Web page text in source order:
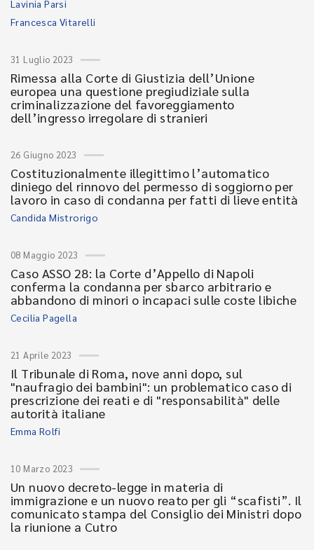
Lavinia Parsi
Francesca Vitarelli
31 Luglio 2023
Rimessa alla Corte di Giustizia dell’Unione
europea una questione pregiudiziale sulla
criminalizzazione del favoreggiamento
dell’ingresso irregolare di stranieri
26 Giugno 2023
Costituzionalmente illegittimo l’automatico
diniego del rinnovo del permesso di soggiorno per
lavoro in caso di condanna per fatti di lieve entità
Candida Mistrorigo
08 Maggio 2023
Caso ASSO 28: la Corte d’Appello di Napoli
conferma la condanna per sbarco arbitrario e
abbandono di minori o incapaci sulle coste libiche
Cecilia Pagella
21 Aprile 2023
Il Tribunale di Roma, nove anni dopo, sul
"naufragio dei bambini": un problematico caso di
prescrizione dei reati e di "responsabilità" delle
autorità italiane
Emma Rolfi
10 Marzo 2023
Un nuovo decreto-legge in materia di
immigrazione e un nuovo reato per gli “scafisti”. Il
comunicato stampa del Consiglio dei Ministri dopo
la riunione a Cutro